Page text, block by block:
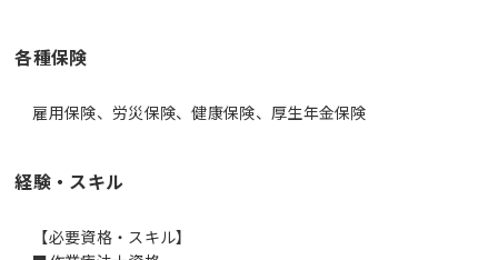
各種保険
雇用保険、労災保険、健康保険、厚生年金保険
経験・スキル
【必要資格・スキル】